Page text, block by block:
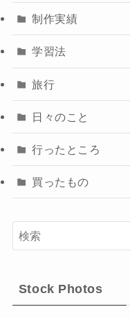
制作実績
学習法
旅行
日々のこと
行ったところ
買ったもの
Stock Photos